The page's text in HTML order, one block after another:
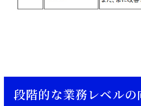
段階的な業務レベル